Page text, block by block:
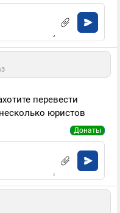
перевести
юристов
Донаты